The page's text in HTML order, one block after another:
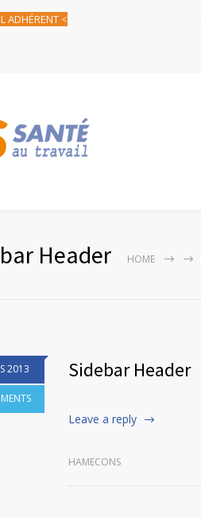
ADHÉRENT <
Header HOME
2013 Sidebar Header
Leave a reply
HAMECONS